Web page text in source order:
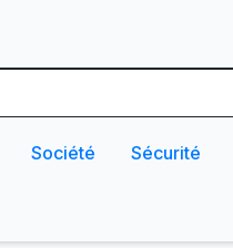
Société Sécurité